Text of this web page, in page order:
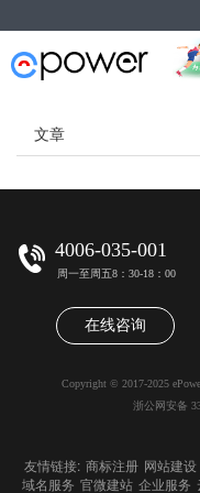
赋能“大
掘金万
文章
4006-035-001
周一至周五8：30-18：00
在线咨询
Copyright © 2017-2025
浙公网安备
友情链接: 商标注册 网站建设
域名服务 官微建站 企业服务